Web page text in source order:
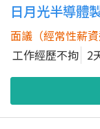
日月光半導體
面議（經常性薪資
工作經歷不拘 2